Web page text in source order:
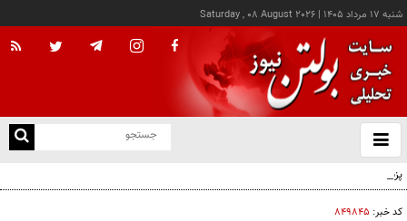
شنبه ۱۷ مرداد ۱۴۰۵ |
Saturday , 08 August 2026
باز
و
پزشکیان: خدمت بی‌منت و مشارکت مردمی، پایه حل مشکلات کشور است
کد خبر: ۸۴۹۸۴۵